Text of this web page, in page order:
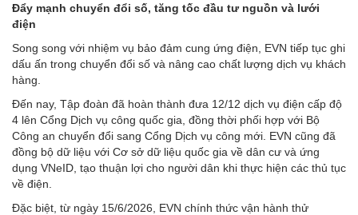
Đẩy mạnh chuyển đổi số, tăng tốc đầu tư nguồn và lưới
điện
Song song với nhiệm vụ bảo đảm cung ứng điện, EVN tiếp tục ghi
dấu ấn trong chuyển đổi số và nâng cao chất lượng dịch vụ khách
hàng.
Đến nay, Tập đoàn đã hoàn thành đưa 12/12 dịch vụ điện cấp độ
4 lên Cổng Dịch vụ công quốc gia, đồng thời phối hợp với Bộ
Công an chuyển đổi sang Cổng Dịch vụ công mới. EVN cũng đã
đồng bộ dữ liệu với Cơ sở dữ liệu quốc gia về dân cư và ứng
dụng VNeID, tạo thuận lợi cho người dân khi thực hiện các thủ tục
về điện.
Đặc biệt, từ ngày 15/6/2026, EVN chính thức vận hành thử